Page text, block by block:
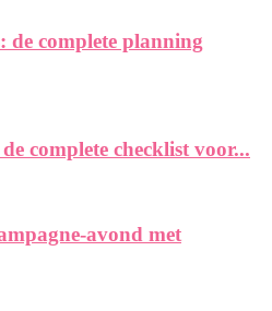
de complete planning
complete checklist voor...
avond met